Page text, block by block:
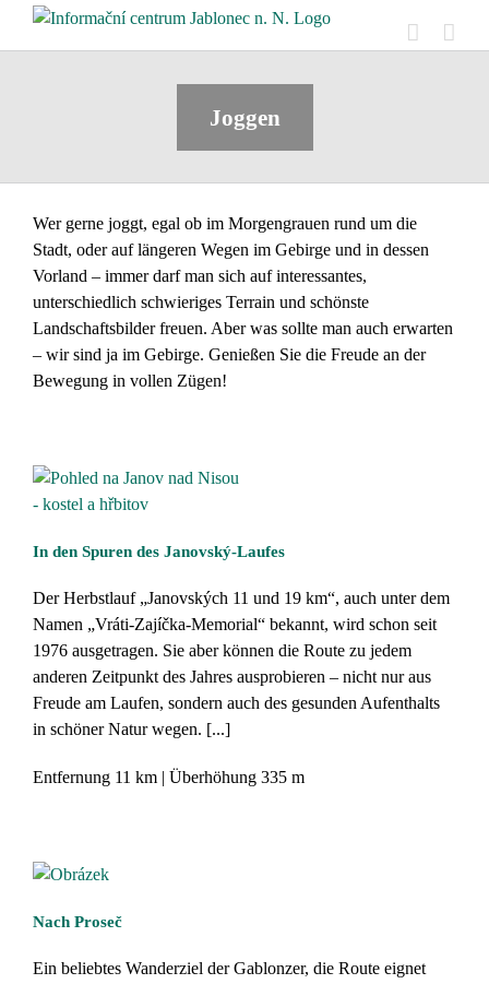
Joggen
Wer gerne joggt, egal ob im Morgengrauen rund um die
Stadt, oder auf längeren Wegen im Gebirge und in dessen
Vorland – immer darf man sich auf interessantes,
unterschiedlich schwieriges Terrain und schönste
Landschaftsbilder freuen. Aber was sollte man auch erwarten
– wir sind ja im Gebirge. Genießen Sie die Freude an der
Bewegung in vollen Zügen!
In den Spuren des Janovský-Laufes
Der Herbstlauf „Janovských 11 und 19 km“, auch unter dem
Namen „Vráti-Zajíčka-Memorial“ bekannt, wird schon seit
1976 ausgetragen. Sie aber können die Route zu jedem
anderen Zeitpunkt des Jahres ausprobieren – nicht nur aus
Freude am Laufen, sondern auch des gesunden Aufenthalts
in schöner Natur wegen. [...]
Entfernung 11 km Überhöhung 335 m
Nach Proseč
Ein beliebtes Wanderziel der Gablonzer, die Route eignet